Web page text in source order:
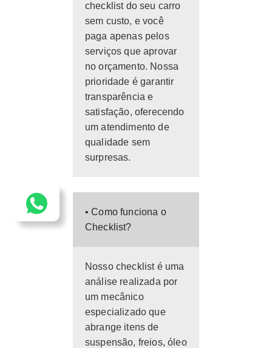
checklist do seu carro
sem custo, e você
paga apenas pelos
serviços que aprovar
no orçamento. Nossa
prioridade é garantir
transparência e
satisfação, oferecendo
um atendimento de
qualidade sem
surpresas.
• Como funciona o
Checklist?
Nosso checklist é uma
análise realizada por
um mecânico
especializado que
abrange itens de
suspensão, freios, óleo